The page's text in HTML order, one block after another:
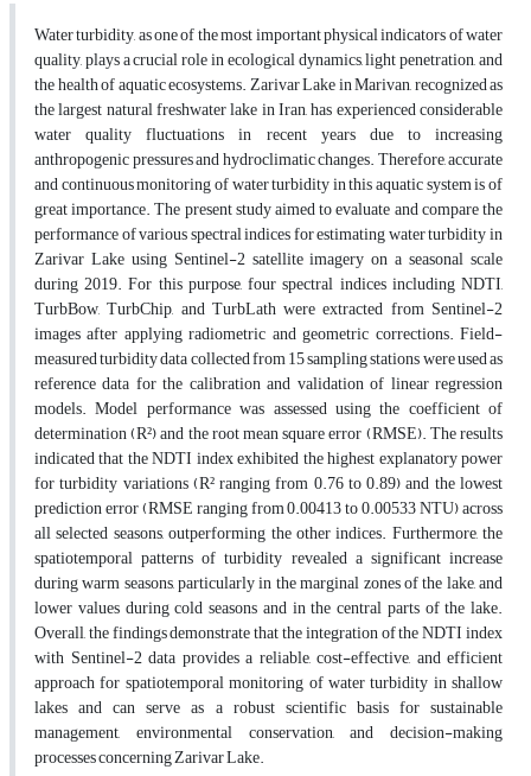
Water turbidity, as one of the most important physical indicators of water
quality, plays a crucial role in ecological dynamics, light penetration, and
the health of aquatic ecosystems. Zarivar Lake in Marivan, recognized as
the largest natural freshwater lake in Iran, has experienced considerable
water quality fluctuations in recent years due to increasing
anthropogenic pressures and hydroclimatic changes. Therefore, accurate
and continuous monitoring of water turbidity in this aquatic system is of
great importance. The present study aimed to evaluate and compare the
performance of various spectral indices for estimating water turbidity in
Zarivar Lake using Sentinel-2 satellite imagery on a seasonal scale
during 2019. For this purpose, four spectral indices including NDTI,
TurbBow, TurbChip, and TurbLath were extracted from Sentinel-2
images after applying radiometric and geometric corrections. Field-
measured turbidity data collected from 15 sampling stations were used as
reference data for the calibration and validation of linear regression
models. Model performance was assessed using the coefficient of
determination (R²) and the root mean square error (RMSE). The results
indicated that the NDTI index exhibited the highest explanatory power
for turbidity variations (R² ranging from 0.76 to 0.89) and the lowest
prediction error (RMSE ranging from 0.00413 to 0.00533 NTU) across
all selected seasons, outperforming the other indices. Furthermore, the
spatiotemporal patterns of turbidity revealed a significant increase
during warm seasons, particularly in the marginal zones of the lake, and
lower values during cold seasons and in the central parts of the lake.
Overall, the findings demonstrate that the integration of the NDTI index
with Sentinel-2 data provides a reliable, cost-effective, and efficient
approach for spatiotemporal monitoring of water turbidity in shallow
lakes and can serve as a robust scientific basis for sustainable
management, environmental conservation, and decision-making
processes concerning Zarivar Lake.